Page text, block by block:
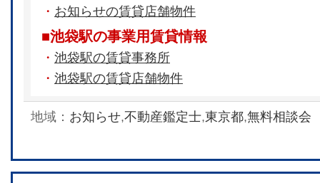
・ お知らせの賃貸店舗物件
■池袋駅の事業用賃貸情報
・ 池袋駅の賃貸事務所
・ 池袋駅の賃貸店舗物件
地域： お知らせ,不動産鑑定士,東京都,無料相談会